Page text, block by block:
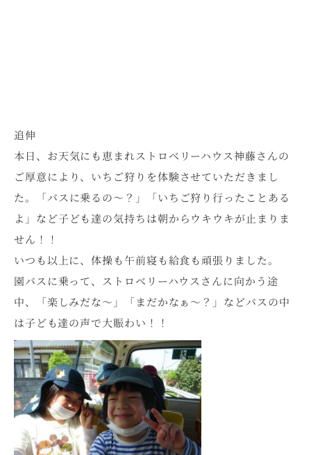
追伸
本日、お天気にも恵まれストロベリーハウス神藤さんの
ご厚意により、いちご狩りを体験させていただきまし
た。「バスに乗るの～？」「いちご狩り行ったことある
よ」など子ども達の気持ちは朝からウキウキが止まりま
せん！！
いつも以上に、体操も午前寝も給食も頑張りました。
園バスに乗って、ストロベリーハウスさんに向かう途
中、「楽しみだな～」「まだかなぁ～？」などバスの中
は子ども達の声で大賑わい！！